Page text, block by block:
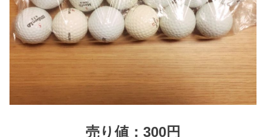
売り値：300円